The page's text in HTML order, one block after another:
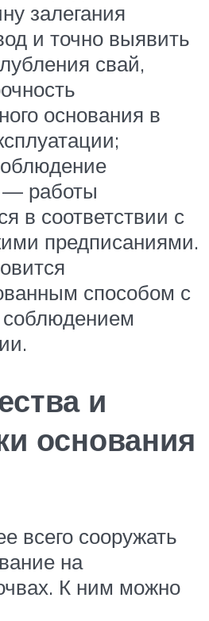
залегания
и точно выявить
свай,
основания в
— работы
в соответствии с
предписаниями.
способом с
и
основания
всего сооружать
на
К ним можно